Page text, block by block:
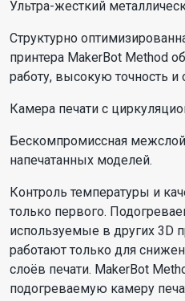
Ультра-жесткий
Структурно
принтера MakerBot Method
работу, высокую точность и
Камера печати с
Бескомпромиссная
напечатанных моделей.
Контроль температуры и
только первого.
используемые в других 3D
работают только для
слоёв печати. MakerBot
подогреваемую камеру